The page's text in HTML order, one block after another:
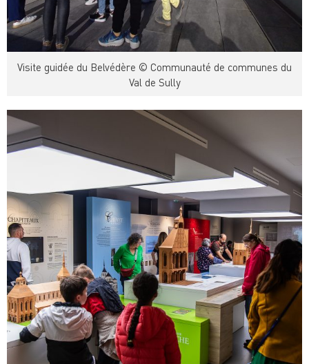
Visite guidée du Belvédère © Communauté de communes du
Val de Sully